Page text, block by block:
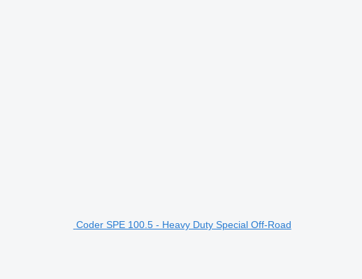
Coder SPE 100.5 - Heavy Duty Special Off-Road